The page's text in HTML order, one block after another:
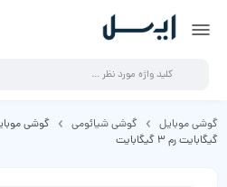
گوشی موبایل گوشی شیائومی
گیگابایت رم 3 گیگابایت